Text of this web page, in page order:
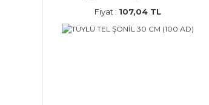
Fiyat : 107,04 TL